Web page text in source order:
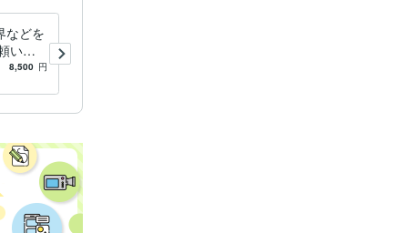
などを
いた
の状態
8,500 円